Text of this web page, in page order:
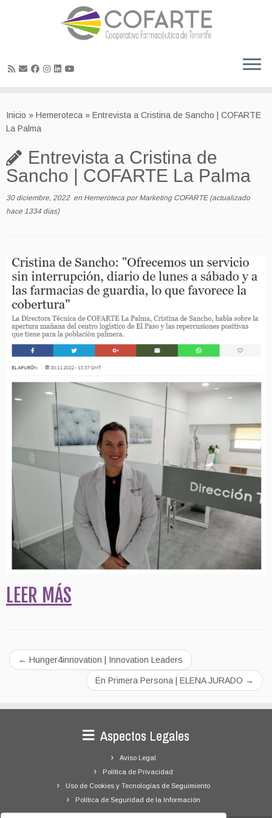
content
Inicio » Hemeroteca » Entrevista a Cristina de Sancho | COFARTE
La Palma
Entrevista a Cristina de
Sancho | COFARTE La Palma
30 diciembre, 2022en Hemeroteca porMarketing COFARTE(actualizado
hace 1334 dias)
LEER MÁS
← Hunger4innovation | Innovation Leaders
En Primera Persona | ELENA JURADO →
Aspectos Legales
Aviso Legal
Política de Privacidad
Uso de Cookies y Tecnologías de Seguimiento
Política de Seguridad de la Información